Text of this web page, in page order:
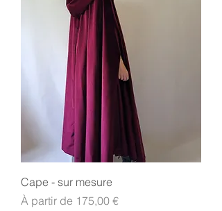
Cape - sur mesure
À partir de 175,00 €
Prix promotionnel